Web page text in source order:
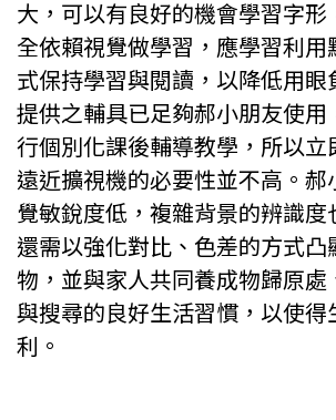
大，可以有良好的機會學習字形
全依賴視覺做學習，應學習利用
式保持學習與閱讀，以降低用眼
提供之輔具已足夠郝小朋友使用
行個別化課後輔導教學，所以立
遠近擴視機的必要性並不高。郝
覺敏銳度低，複雜背景的辨識度
還需以強化對比、色差的方式凸
物，並與家人共同養成物歸原處
與搜尋的良好生活習慣，以使得
利。